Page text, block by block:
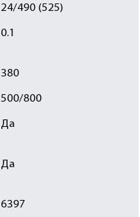
24/490 (525)
0.1
380
500/800
Да
Да
6397